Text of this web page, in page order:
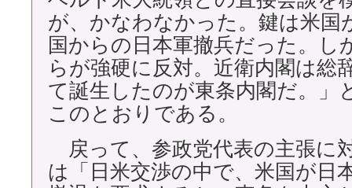
が、かなわなかった。鍵は米国
国からの日本軍撤兵だった。し
らが強硬に反対。近衛内閣は総
て誕生したのが東条内閣だ。」
このとおりである。
戻って、参政党代表の主張に
は「日米交渉の中で、米国が日